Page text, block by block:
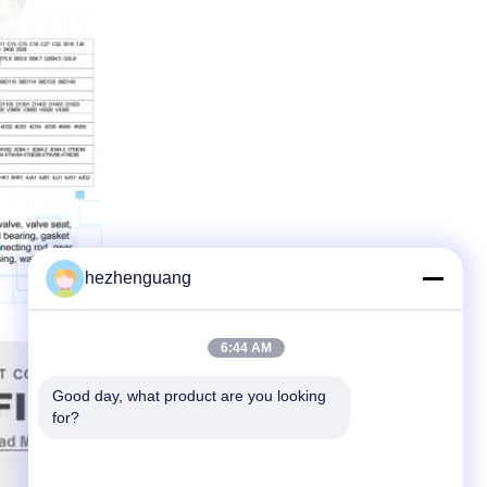
hezhenguang
6:44 AM
Good day, what product are you looking
for?